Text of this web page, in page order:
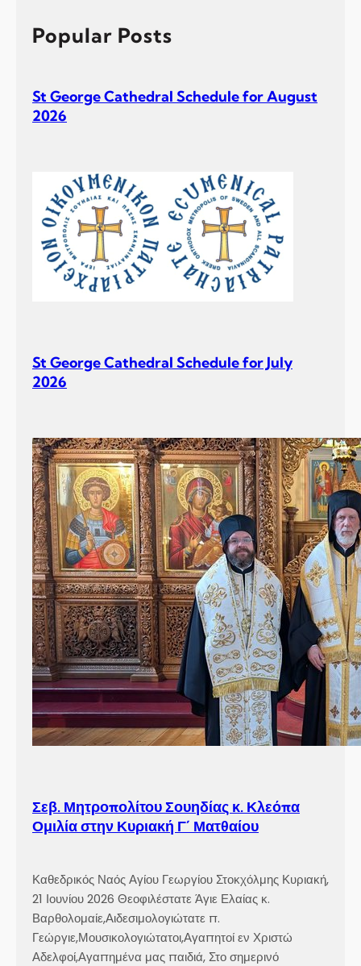
h
Popular Posts
St George Cathedral Schedule for August
2026
St George Cathedral Schedule for July
2026
Σεβ. Μητροπολίτου Σουηδίας κ. Κλεόπα
Ομιλία στην Κυριακή Γ´ Ματθαίου
Καθεδρικός Ναός Αγίου Γεωργίου Στοκχόλμης Κυριακή,
21 Ιουνίου 2026 Θεοφιλέστατε Άγιε Ελαίας κ.
Βαρθολομαίε,Αιδεσιμολογιώτατε π.
Γεώργιε,Μουσικολογιώτατοι,Αγαπητοί εν Χριστώ
Αδελφοί,Αγαπημένα μας παιδιά, Στο σημερινό